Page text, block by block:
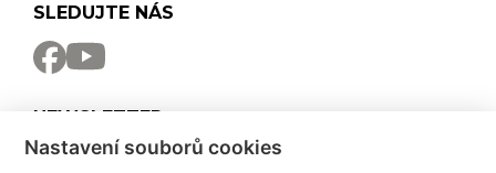
SLEDUJTE NÁS
NEWSLETTER
Nastavení souborů cookies